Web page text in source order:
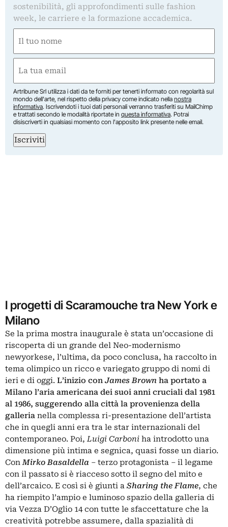
sostenibilità, gli approfondimenti sulle fashion
week, le carriere e la formazione accademica.
(Obbligatorio)
Nome
(Obbligatorio)
Artribune Srl utilizza i dati da te forniti per tenerti informato con regolarità sul
mondo dell'arte, nel rispetto della privacy come indicato nella nostra
informativa. Iscrivendoti i tuoi dati personali verranno trasferiti su MailChimp
e trattati secondo le modalità riportate in questa informativa. Potrai
disiscriverti in qualsiasi momento con l'apposito link presente nelle email.
Iscriviti
I progetti di Scaramouche tra New York e
Milano
Se la prima mostra inaugurale è stata un’occasione di
riscoperta di un grande del Neo-modernismo
newyorkese, l’ultima, da poco conclusa, ha raccolto in
tema olimpico un ricco e variegato gruppo di nomi di
ieri e di oggi. L’inizio conJames Brown ha portato a
Milano l’aria americana dei suoi anni cruciali dal 1981
al 1986, suggerendo alla città la provenienza della
galleria nella complessa ri-presentazione dell’artista
che in quegli anni era tra le star internazionali del
contemporaneo. Poi,Luigi Carboni ha introdotto una
dimensione più intima e segnica, quasi fosse un diario.
ConMirko Basaldella – terzo protagonista – il legame
con il passato si è riacceso sotto il segno del mito e
dell’arcaico. E così si è giunti aSharing the Flame, che
ha riempito l’ampio e luminoso spazio della galleria di
via Vezza D’Oglio 14 con tutte le sfaccettature che la
creatività potrebbe assumere, dalla spazialità di